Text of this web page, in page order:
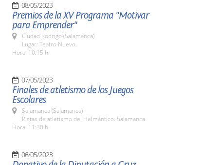
08/05/2023
Premios de la XV Programa "Motivar
para Emprender"
Ciudad Rodrigo (Salamanca)
Lugar: Teatro Nuevo
Hora: 10:15 h.
07/05/2023
Finales de atletismo de los Juegos
Escolares
Salamanca (Salamanca)
Pistas de atletismo del Helmántico. Salamanca
Hora: 11:30 h.
06/05/2023